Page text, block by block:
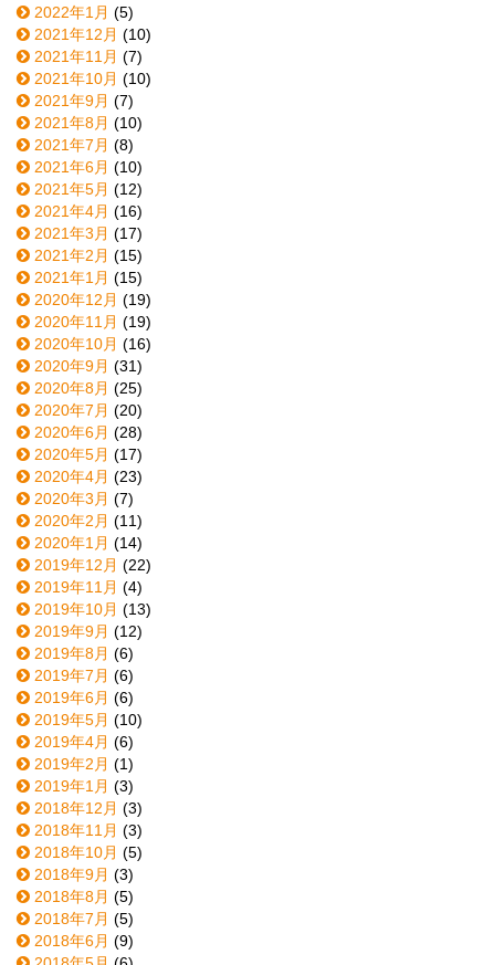
2022年1月 (5)
2021年12月 (10)
2021年11月 (7)
2021年10月 (10)
2021年9月 (7)
2021年8月 (10)
2021年7月 (8)
2021年6月 (10)
2021年5月 (12)
2021年4月 (16)
2021年3月 (17)
2021年2月 (15)
2021年1月 (15)
2020年12月 (19)
2020年11月 (19)
2020年10月 (16)
2020年9月 (31)
2020年8月 (25)
2020年7月 (20)
2020年6月 (28)
2020年5月 (17)
2020年4月 (23)
2020年3月 (7)
2020年2月 (11)
2020年1月 (14)
2019年12月 (22)
2019年11月 (4)
2019年10月 (13)
2019年9月 (12)
2019年8月 (6)
2019年7月 (6)
2019年6月 (6)
2019年5月 (10)
2019年4月 (6)
2019年2月 (1)
2019年1月 (3)
2018年12月 (3)
2018年11月 (3)
2018年10月 (5)
2018年9月 (3)
2018年8月 (5)
2018年7月 (5)
2018年6月 (9)